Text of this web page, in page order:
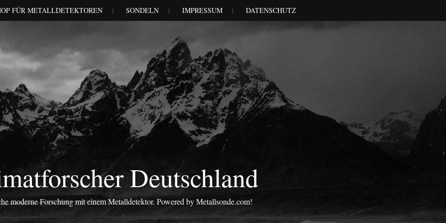
FÜR METALLDETEKTOREN SONDELN IMPRESSUM DATENSCHUTZ
Deutschland
moderne Forschung mit einem Metalldetektor. Powered by Metallsonde.com!